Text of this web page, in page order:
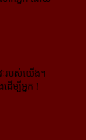
ៈ​របស់យើង។
ើម្បីអ្នក !